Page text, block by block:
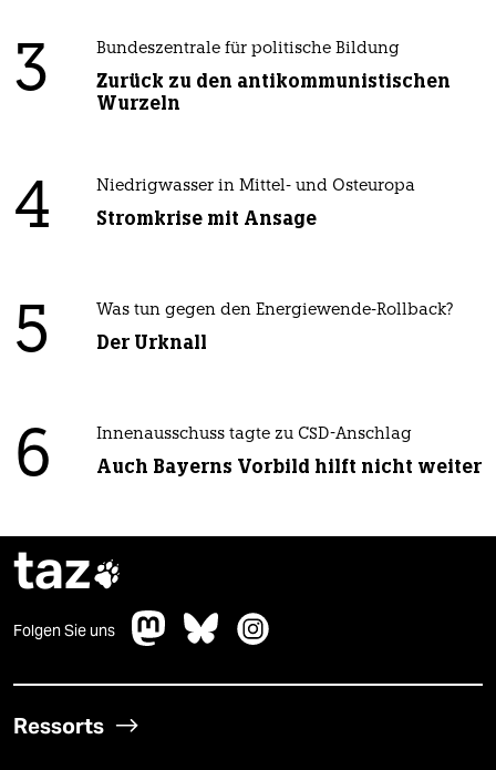
3 Bundeszentrale für politische Bildung
Zurück zu den antikommunistischen
Wurzeln
4 Niedrigwasser in Mittel- und Osteuropa
Stromkrise mit Ansage
5 Was tun gegen den Energiewende-Rollback?
Der Urknall
6 Innenausschuss tagte zu CSD-Anschlag
Auch Bayerns Vorbild hilft nicht weiter
taz
Folgen Sie uns
Ressorts